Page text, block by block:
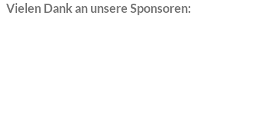
Vielen Dank an unsere Sponsoren: